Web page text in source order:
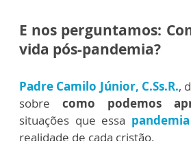
E nos perguntamos:
vida pós-pandemia?
Padre Camilo Júnior, C.Ss.R.,
sobre como podemos
situações que essa pandemia
realidade de cada cristão.